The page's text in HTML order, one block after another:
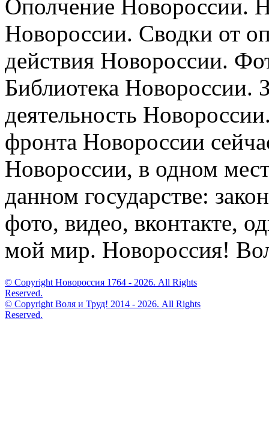
Ополчение Новороссии.
Новороссии. Сводки от
действия Новороссии.
Библиотека Новороссии.
деятельность
фронта Новороссии
Новороссии, в одном
данном государстве:
фото, видео, вконтакте,
мой мир. Новороссия!
© Copyright Новороссия 1764 - 2026. All Rights
Reserved.
© Copyright Воля и Труд! 2014 - 2026. All Rights
Reserved.